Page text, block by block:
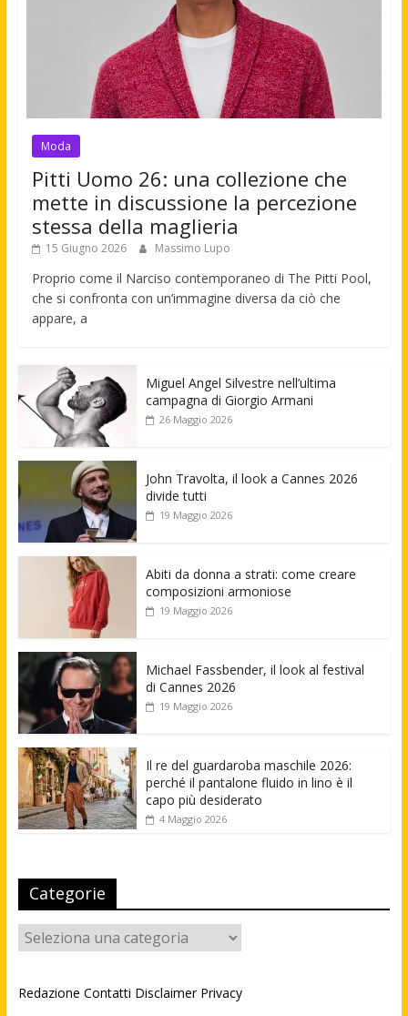
Moda
Pitti Uomo 26: una collezione che
mette in discussione la percezione
stessa della maglieria
15 Giugno 2026 Massimo Lupo
Proprio come il Narciso contemporaneo di The Pitti Pool,
che si confronta con un’immagine diversa da ciò che
appare, a
Miguel Angel Silvestre nell’ultima
campagna di Giorgio Armani
26 Maggio 2026
John Travolta, il look a Cannes 2026
divide tutti
19 Maggio 2026
Abiti da donna a strati: come creare
composizioni armoniose
19 Maggio 2026
Michael Fassbender, il look al festival
di Cannes 2026
19 Maggio 2026
Il re del guardaroba maschile 2026:
perché il pantalone fluido in lino è il
capo più desiderato
4 Maggio 2026
Categorie
Categorie
Redazione Contatti Disclaimer Privacy